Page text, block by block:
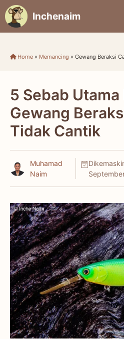
Skip
to
content
Inchenaim
Home » Memancing » Gewang Beraksi
5 Sebab
Gewang
Tidak Cantik
Muhamad
Naim